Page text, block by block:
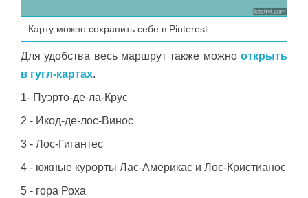
Карту можно сохранить себе в Pinterest
Для удобства весь маршрут также можно открыть
в гугл-картах.
1- Пуэрто-де-ла-Крус
2 - Икод-де-лос-Винос
3 - Лос-Гигантес
4 - южные курорты Лас-Америкас и Лос-Кристианос
5 - гора Роха